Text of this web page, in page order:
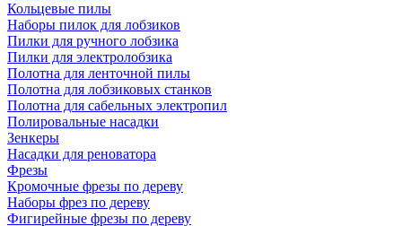
Кольцевые пилы
Наборы пилок для лобзиков
Пилки для ручного лобзика
Пилки для электролобзика
Полотна для ленточной пилы
Полотна для лобзиковых станков
Полотна для сабельных электропил
Полировальные насадки
Зенкеры
Насадки для реноватора
Фрезы
Кромочные фрезы по дереву
Наборы фрез по дереву
Фигирейные фрезы по дереву